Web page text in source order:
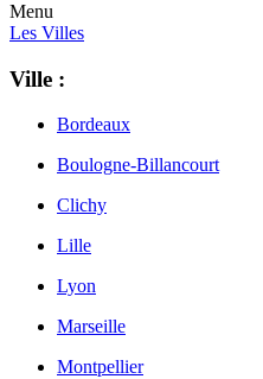
Menu
Les Villes
Ville :
Bordeaux
Boulogne-Billancourt
Clichy
Lille
Lyon
Marseille
Montpellier